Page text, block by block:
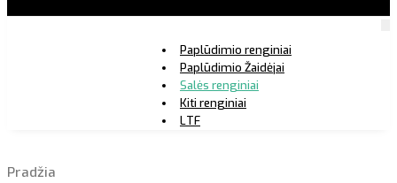
Paplūdimio renginiai
Paplūdimio Žaidėjai
Salės renginiai
Kiti renginiai
LTF
Pradžia